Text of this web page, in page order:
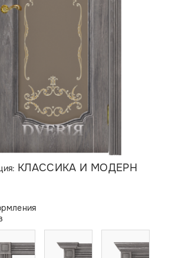
КЛАССИКА И МОДЕРН